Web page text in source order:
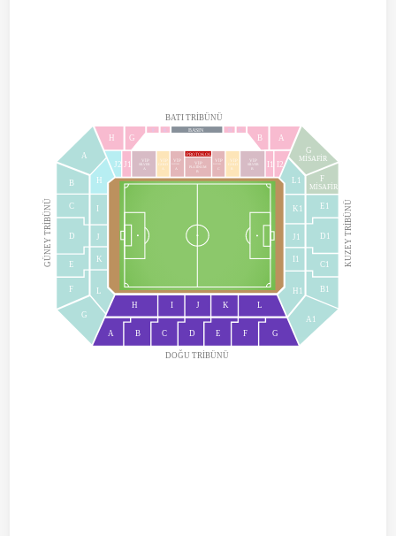
H1
I1
J1
K1
L1
G
MİSAFİR
F
MİSAFİR
E1
D1
C1
B1
A1
G
F
E
D
C
B
A
L
K
J
I
H
G
F
E
D
C
B
L
K
J
I2
I1
VİP
SİLVER
B
VİP
GOLD
B
VİP
C
PROTOKOL
VİP
PLATİNUM
B
VİP
A
VİP
GOLD
A
VİP
SİLVER
A
J2
J1
H
A
H G
BASIN D C
B A
BATI TRİBÜNÜ
GÜNEY TRİBÜNÜ KUZEY TRİBÜNÜ
DOĞU TRİBÜNÜ